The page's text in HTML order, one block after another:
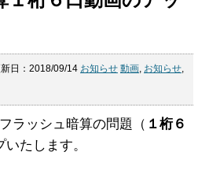
日：2018/09/14 お知らせ 動画, お知らせ,
ラッシュ暗算の問題（ １桁６
たします。